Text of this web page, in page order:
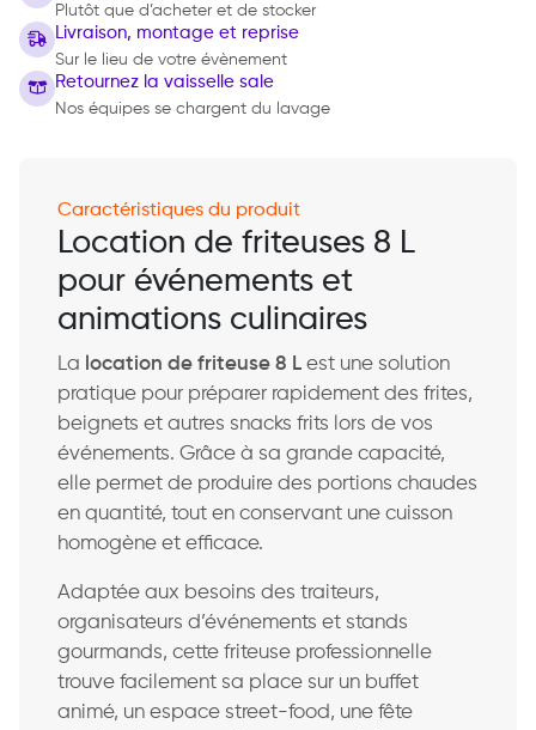
Plutôt que d’acheter et de stocker
Livraison, montage et reprise
Sur le lieu de votre évènement
Retournez la vaisselle sale
Nos équipes se chargent du lavage
Caractéristiques du produit
Location de friteuses 8 L
pour événements et
animations culinaires
La location de friteuse 8 L est une solution
pratique pour préparer rapidement des frites,
beignets et autres snacks frits lors de vos
événements. Grâce à sa grande capacité,
elle permet de produire des portions chaudes
en quantité, tout en conservant une cuisson
homogène et efficace.
Adaptée aux besoins des traiteurs,
organisateurs d’événements et stands
gourmands, cette friteuse professionnelle
trouve facilement sa place sur un buffet
animé, un espace street-food, une fête